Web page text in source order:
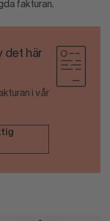
fakturan.
det här
i vår